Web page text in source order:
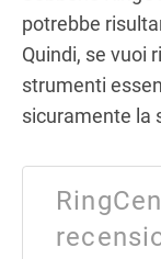
potrebbe
Quindi, se vuoi
strumenti
sicuramente la